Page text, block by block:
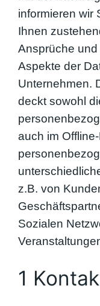
informieren wir
Ihnen
Ansprüche
Aspekte der
Unternehmen.
deckt sowohl
auch im
z.B. von
Sozialen
1